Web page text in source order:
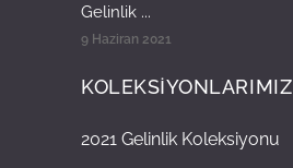
Gelinlik ...
9 Haziran 2021
KOLEKSİYONLARIMIZ
2021 Gelinlik Koleksiyonu